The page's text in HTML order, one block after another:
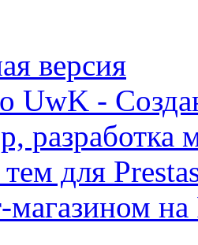
версия
UwK -
разработка
тем для
магазином на